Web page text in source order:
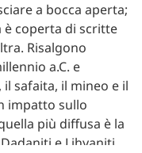
a bocca aperta;
coperta di scritte
Risalgono
a.C. e
safaita, il mineo e il
impatto sullo
più diffusa è la
e Lihyaniti